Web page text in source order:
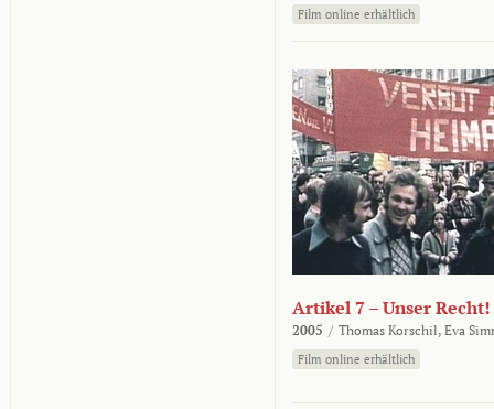
Film online erhältlich
Artikel 7 – Unser Recht!
2005 / Thomas Korschil, Eva
Film online erhältlich